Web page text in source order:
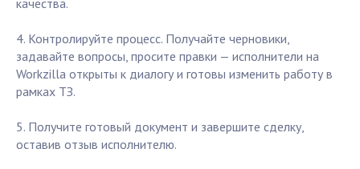
качества.
4. Контролируйте процесс. Получайте черновики,
задавайте вопросы, просите правки — исполнители на
Workzilla открыты к диалогу и готовы изменить работу в
рамках ТЗ.
5. Получите готовый документ и завершите сделку,
оставив отзыв исполнителю.